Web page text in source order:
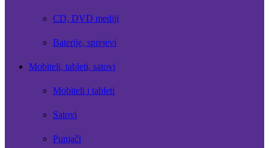
CD, DVD mediji
Baterije, sprejevi
Mobiteli, tableti, satovi
Mobiteli i tableti
Satovi
Punjači